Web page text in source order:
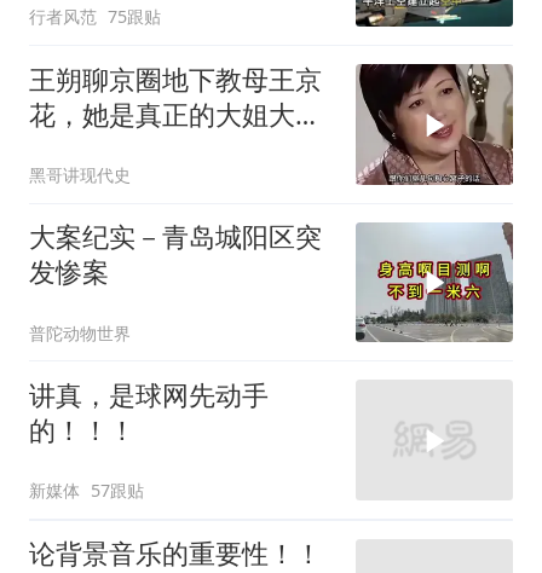
行者风范 75跟贴
王朔聊京圈地下教母王京
花，她是真正的大姐大惹
黑哥讲现代史
大案纪实－青岛城阳区突
发惨案
普陀动物世界
讲真，是球网先动手
的！！！
新媒体 57跟贴
论背景音乐的重要性！！